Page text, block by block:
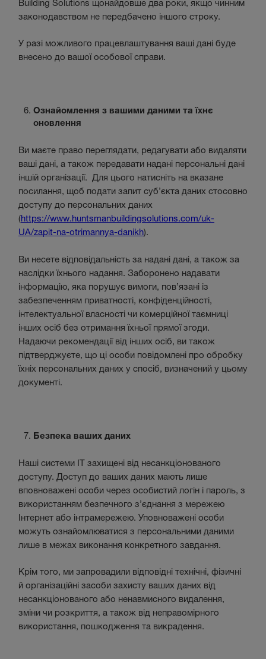
Building Solutions щонайдовше два роки, якщо чинним
законодавством не передбачено іншого строку.
У разі можливого працевлаштування ваші дані буде
внесено до вашої особової справи.
Ознайомлення з вашими даними та їхнє
оновлення
Ви маєте право переглядати, редагувати або видаляти
ваші дані, а також передавати надані персональні дані
іншій організації. Для цього натисніть на вказане
посилання, щоб подати запит суб’єкта даних стосовно
доступу до персональних даних
(https://www.huntsmanbuildingsolutions.com/uk-
UA/zapit-na-otrimannya-danikh).
Ви несете відповідальність за надані дані, а також за
наслідки їхнього надання. Заборонено надавати
інформацію, яка порушує вимоги, пов’язані із
забезпеченням приватності, конфіденційності,
інтелектуальної власності чи комерційної таємниці
інших осіб без отримання їхньої прямої згоди.
Надаючи рекомендації від інших осіб, ви також
підтверджуєте, що ці особи повідомлені про обробку
їхніх персональних даних у спосіб, визначений у цьому
документі.
Безпека ваших даних
Наші системи IT захищені від несанкціонованого
доступу. Доступ до ваших даних мають лише
вповноважені особи через особистий логін і пароль, з
використанням безпечного з’єднання з мережею
Інтернет або інтрамережею. Уповноважені особи
можуть ознайомлюватися з персональними даними
лише в межах виконання конкретного завдання.
Крім того, ми запровадили відповідні технічні, фізичні
й організаційні засоби захисту ваших даних від
несанкціонованого або ненавмисного видалення,
зміни чи розкриття, а також від неправомірного
використання, пошкодження та викрадення.